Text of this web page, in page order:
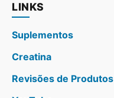
LINKS
Suplementos
Creatina
Revisões de Produtos